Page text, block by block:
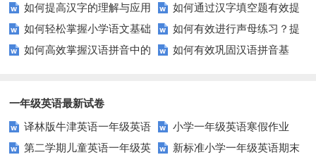
效提高孩子的阅读与写作技能？
习？这些方法让你事半功倍！
如何提高汉字的理解与应用
能力？这里有妙招！
如何通过汉字填空题有效提
升小学生的汉字书写能力？
如何轻松掌握小学语文基础
知识？
如何有效进行声母练习？提
升发音技巧有妙招！
如何高效掌握汉语拼音中的
如何有效巩固汉语拼音基
一年级英语最新试卷
译林版牛津英语一年级英语
1AB测试卷
小学一年级英语寒假作业
第二学期儿童英语一年级英
新标准小学一年级英语期末